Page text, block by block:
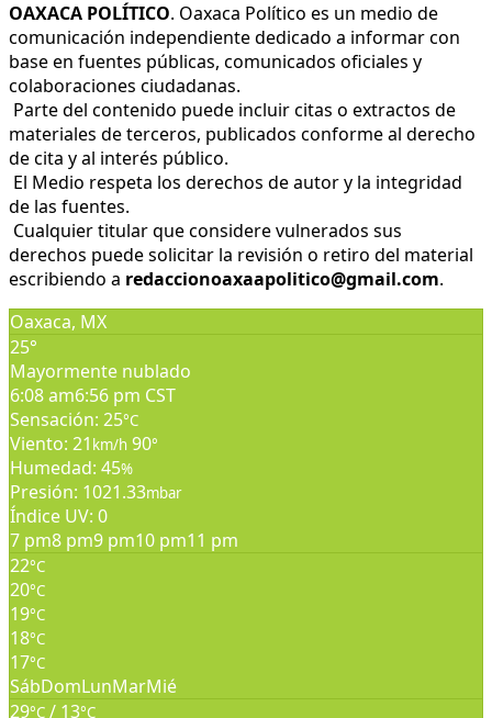
OAXACA POLÍTICO. Oaxaca Político es un medio de
comunicación independiente dedicado a informar con
base en fuentes públicas, comunicados oficiales y
colaboraciones ciudadanas.
Parte del contenido puede incluir citas o extractos de
materiales de terceros, publicados conforme al derecho
de cita y al interés público.
El Medio respeta los derechos de autor y la integridad
de las fuentes.
Cualquier titular que considere vulnerados sus
derechos puede solicitar la revisión o retiro del material
escribiendo a redaccionoaxaapolitico@gmail.com.
Oaxaca, MX
25°
Mayormente nublado
6:08 am6:56 pm CST
Sensación: 25°C
Viento: 21 km/h 90°
Humedad: 45%
Presión: 1021.33mbar
Índice UV: 0
7 pm8 pm9 pm10 pm11 pm
22°C
20°C
19°C
18°C
17°C
SábDomLunMarMié
29°C / 13°C